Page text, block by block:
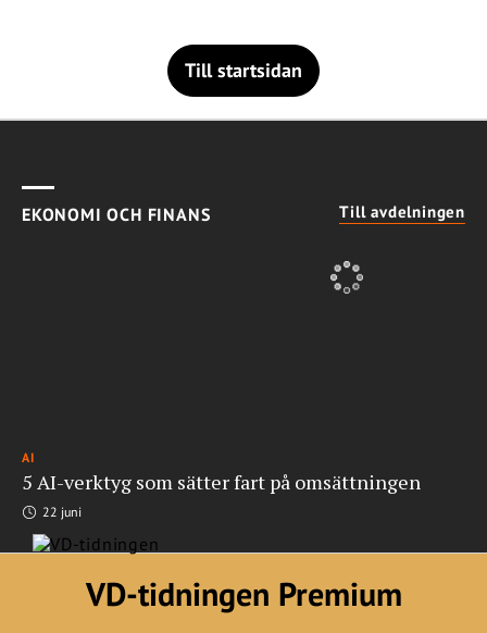
Till startsidan
EKONOMI OCH FINANS Till avdelningen
AI
5 AI-verktyg som sätter fart på omsättningen
22 juni
VD-tidningen Premium